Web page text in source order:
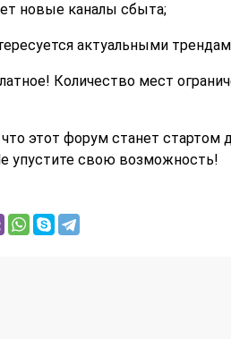
новые каналы сбыта;
актуальными
Количество мест
этот форум станет стартом
упустите свою возможность!